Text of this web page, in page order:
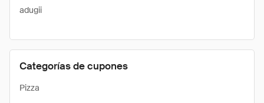
adugii
Categorías de cupones
Pizza